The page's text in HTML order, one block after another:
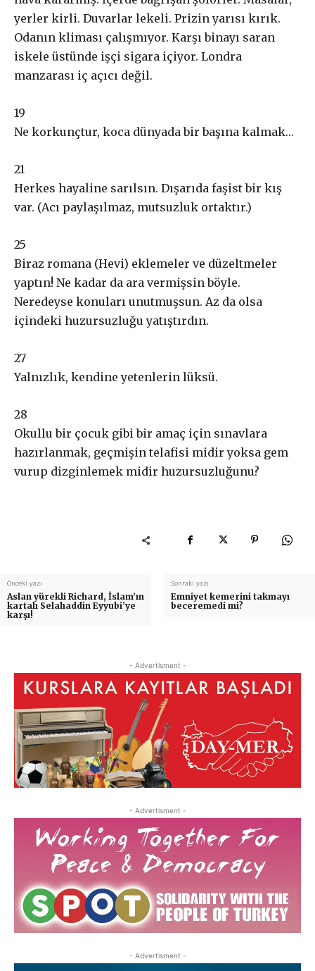
yerler kirli. Duvarlar lekeli. Prizin yarısı kırık.
Odanın kliması çalışmıyor. Karşı binayı saran
iskele üstünde işçi sigara içiyor. Londra
manzarası iç açıcı değil.
19
Ne korkunçtur, koca dünyada bir başına kalmak…
21
Herkes hayaline sarılsın. Dışarıda faşist bir kış
var. (Acı paylaşılmaz, mutsuzluk ortaktır.)
25
Biraz romana (Hevi) eklemeler ve düzeltmeler
yaptın! Ne kadar da ara vermişsin böyle.
Neredeyse konuları unutmuşsun. Az da olsa
içindeki huzursuzluğu yatıştırdın.
27
Yalnızlık, kendine yetenlerin lüksü.
28
Okullu bir çocuk gibi bir amaç için sınavlara
hazırlanmak, geçmişin telafisi midir yoksa gem
vurup dizginlemek midir huzursuzluğunu?
Önceki yazı
Aslan yürekli Richard, İslam’ın
kartalı Selahaddin Eyyubi’ye
karşı!
Sonraki yazı
Emniyet kemerini takmayı
beceremedi mi?
- Advertisment -
- Advertisment -
- Advertisment -